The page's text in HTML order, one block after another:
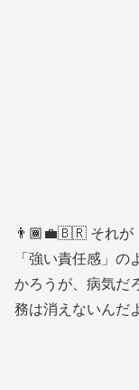
👨🏾‍💼🇧🇷 それが
「強い責任感」
かろうが、病気だ
務は消えないんだ